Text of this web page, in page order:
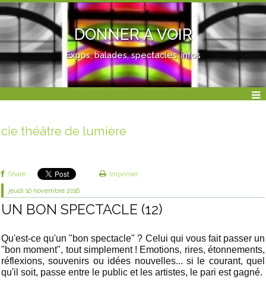
DONNER A VOIR
Expos, balades, spectacles, infos
cie théâtre de lumière
Share Imprimer
jeudi 10 novembre 2016
UN BON SPECTACLE (12)
Qu'est-ce qu'un "bon spectacle" ? Celui qui vous fait passer un
"bon moment", tout simplement ! Emotions, rires, étonnements,
réflexions, souvenirs ou idées nouvelles... si le courant, quel
qu'il soit, passe entre le public et les artistes, le pari est gagné.